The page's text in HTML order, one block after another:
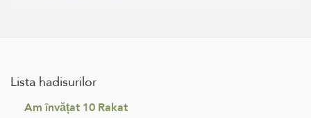
Lista hadisurilor
Am învățat 10 Rakat